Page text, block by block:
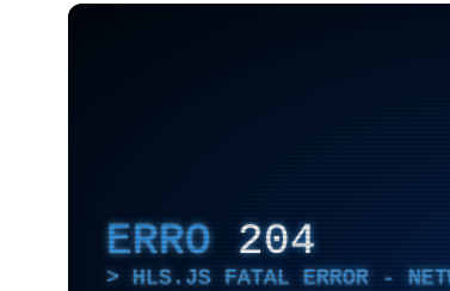
ERRO 204
HLS.JS FATAL ERROR -